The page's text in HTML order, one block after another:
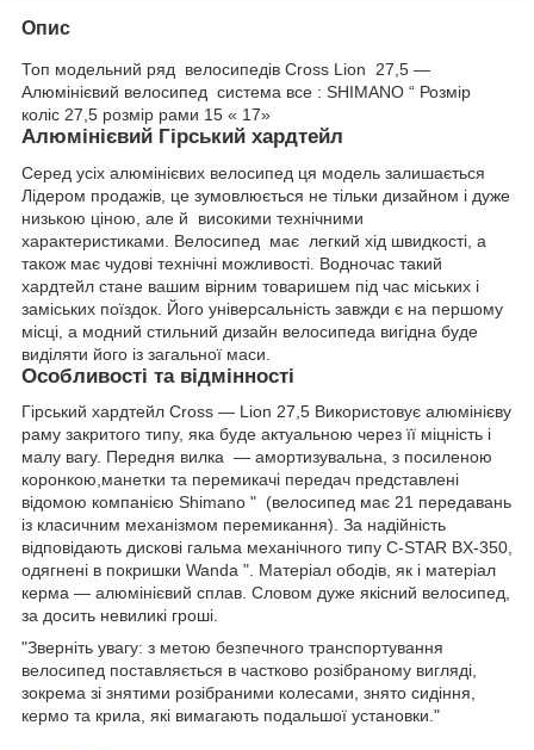
Опис
Топ модельний ряд велосипедів Cross Lion 27,5 —
Алюмінієвий велосипед система все : SHIMANO “ Розмір
коліс 27,5 розмір рами 15 « 17»
Алюмінієвий Гірський хардтейл
Серед усіх алюмінієвих велосипед ця модель залишається
Лідером продажів, це зумовлюється не тільки дизайном і дуже
низькою ціною, але й високими технічними
характеристиками. Велосипед має легкий хід швидкості, а
також має чудові технічні можливості. Водночас такий
хардтейл стане вашим вірним товаришем під час міських і
заміських поїздок. Його універсальність завжди є на першому
місці, а модний стильний дизайн велосипеда вигідна буде
виділяти його із загальної маси.
Особливості та відмінності
Гірський хардтейл Cross — Lion 27,5 Використовує алюмінієву
раму закритого типу, яка буде актуальною через її міцність і
малу вагу. Передня вилка — амортизувальна, з посиленою
коронкою,манетки та перемикачі передач представлені
відомою компанією Shimano " (велосипед має 21 передавань
із класичним механізмом перемикання). За надійність
відповідають дискові гальма механічного типу С-STAR BX-350,
одягнені в покришки Wanda ". Матеріал ободів, як і матеріал
керма — алюмінієвий сплав. Cловом дуже якісний велосипед,
за досить невиликі гроші.
"Зверніть увагу: з метою безпечного транспортування
велосипед поставляється в частково розібраному вигляді,
зокрема зі знятими розібраними колесами, знято сидіння,
кермо та крила, які вимагають подальшої установки."